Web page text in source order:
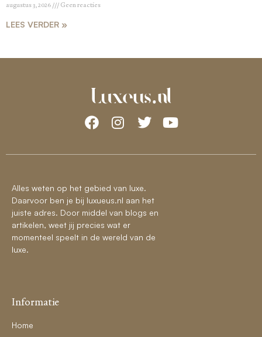
augustus 3, 2026 Geen reacties
LEES VERDER »
Alles weten op het gebied van luxe.
Daarvoor ben je bij luxueus.nl aan het
juiste adres. Door middel van blogs en
artikelen, weet jij precies wat er
momenteel speelt in de wereld van de
luxe.
Informatie
Home